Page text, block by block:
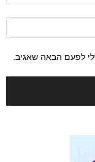
לפעם הבאה שאגיב.